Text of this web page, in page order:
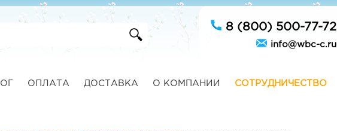
8 (800) 500-77-72
info@wbc-c.ru
ОПЛАТА ДОСТАВКА О КОМПАНИИ СОТРУДНИЧЕСТВО